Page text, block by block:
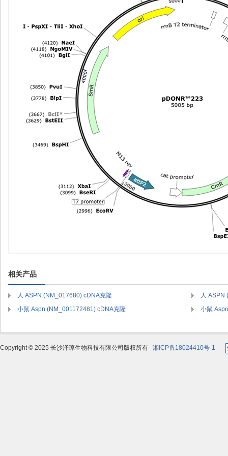
相关产品
人 ASPN (NM_017680) cDNA克隆
人 ASPN
小鼠 Aspn (NM_001172481) cDNA克隆
小鼠
Copyright © 2025 长沙泽琼生物科技有限公司版权所有 湘ICP备18024410号-1